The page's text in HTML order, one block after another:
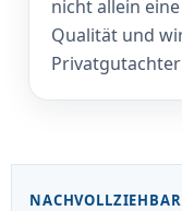
nicht allein
Qualität und